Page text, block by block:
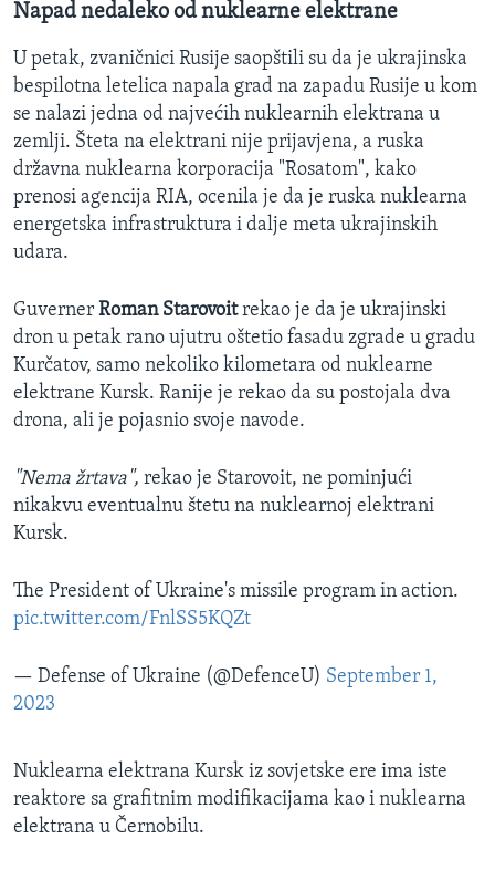
Napad nedaleko od nuklearne elektrane
U petak, zvaničnici Rusije saopštili su da je ukrajinska
bespilotna letelica napala grad na zapadu Rusije u kom
se nalazi jedna od najvećih nuklearnih elektrana u
zemlji. Šteta na elektrani nije prijavjena, a ruska
državna nuklearna korporacija "Rosatom", kako
prenosi agencija RIA, ocenila je da je ruska nuklearna
energetska infrastruktura i dalje meta ukrajinskih
udara.
Guverner Roman Starovoitrekao je da je ukrajinski
dron u petak rano ujutru oštetio fasadu zgrade u gradu
Kurčatov, samo nekoliko kilometara od nuklearne
elektrane Kursk. Ranije je rekao da su postojala dva
drona, ali je pojasnio svoje navode.
"Nema žrtava", rekao je Starovoit, ne pominjući
nikakvu eventualnu štetu na nuklearnoj elektrani
Kursk.
The President of Ukraine's missile program in action.
pic.twitter.com/FnlSS5KQZt
— Defense of Ukraine (@DefenceU) September 1,
2023
Nuklearna elektrana Kursk iz sovjetske ere ima iste
reaktore sa grafitnim modifikacijama kao i nuklearna
elektrana u Černobilu.